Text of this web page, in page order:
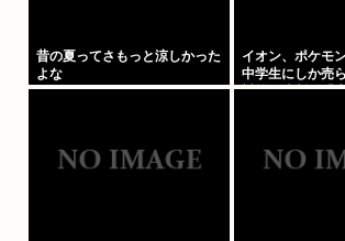
昔の夏ってさもっと涼しかった
よな
イオン、ポケモ
中学生にしか売
対策の決断が「